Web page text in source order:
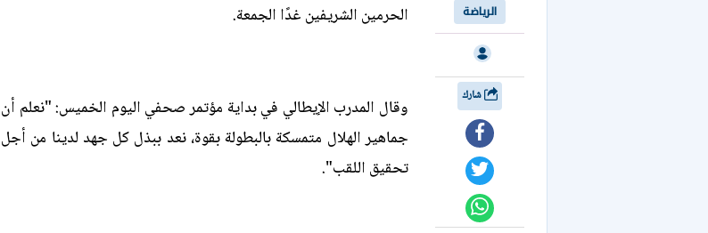
الرياضة
الحرمين الشريفين غدًا الجمعة.
وقال المدرب الإيطالي في بداية مؤتمر صحفي اليوم الخميس: "نعلم أن
جماهير الهلال متمسكة بالبطولة بقوة، نعد ببذل كل جهد لدينا من أجل
تحقيق اللقب".